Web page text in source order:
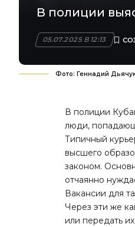
В полиции
05.07.2025 В 12:13
Фото: Геннадий
В полиции
люди,
Типичный
высшего
законом.
отчаянно
Вакансии для
Через эти же
или передать